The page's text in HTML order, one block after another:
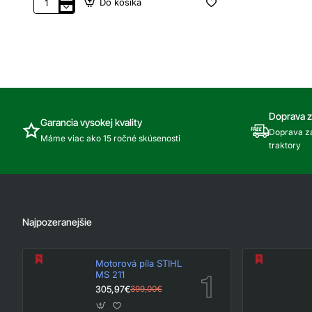
Elektrický
Garancia vysokej kvality
Máme viac ako 15 ročné skúsenosti
Doprava
Doprava
traktory
Najpozeranejšie
Motorová píla STIHL
MS 211
305,97€399,00€